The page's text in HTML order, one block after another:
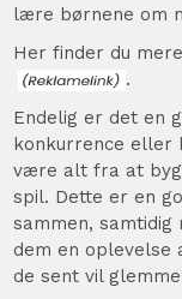
lære børnene om
Her finder du
.
Endelig er det en
konkurrence eller
være alt fra at
spil. Dette er en
sammen, samtidig
dem en oplevelse
de sent vil